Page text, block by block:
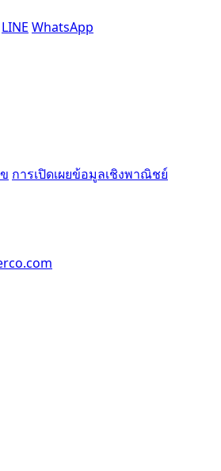
LINE WhatsApp
การเปิดเผยข้อมูลเชิงพาณิชย์